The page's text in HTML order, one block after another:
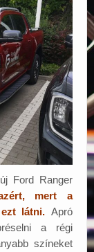
Ford Ranger
mert a
látni. Apró
a régi
színeket